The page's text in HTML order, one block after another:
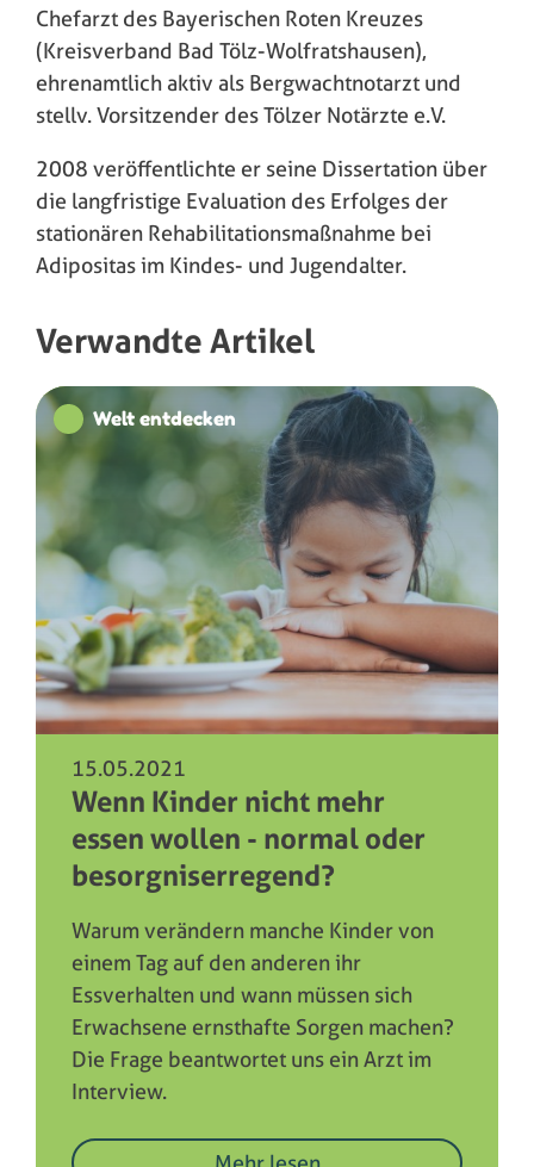
Chefarzt des Bayerischen Roten Kreuzes
(Kreisverband Bad Tölz-Wolfratshausen),
ehrenamtlich aktiv als Bergwachtnotarzt und
stellv. Vorsitzender des Tölzer Notärzte e.V.
2008 veröffentlichte er seine Dissertation über
die langfristige Evaluation des Erfolges der
stationären Rehabilitationsmaßnahme bei
Adipositas im Kindes- und Jugendalter.
Verwandte Artikel
Welt entdecken
15.05.2021
Wenn Kinder nicht mehr
essen wollen - normal oder
besorgniserregend?
Warum verändern manche Kinder von
einem Tag auf den anderen ihr
Essverhalten und wann müssen sich
Erwachsene ernsthafte Sorgen machen?
Die Frage beantwortet uns ein Arzt im
Interview.